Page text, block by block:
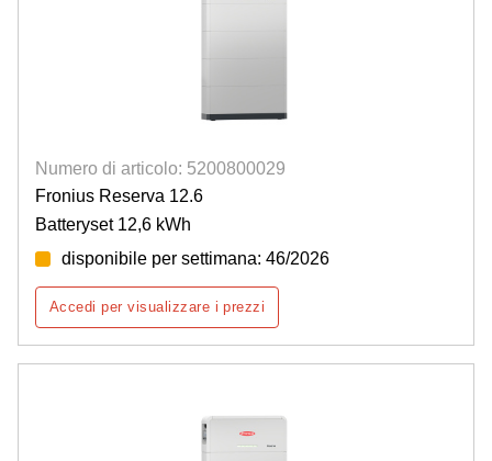
Numero di articolo: 5200800029
Fronius Reserva 12.6
Batteryset 12,6 kWh
disponibile per settimana: 46/2026
Accedi per visualizzare i prezzi